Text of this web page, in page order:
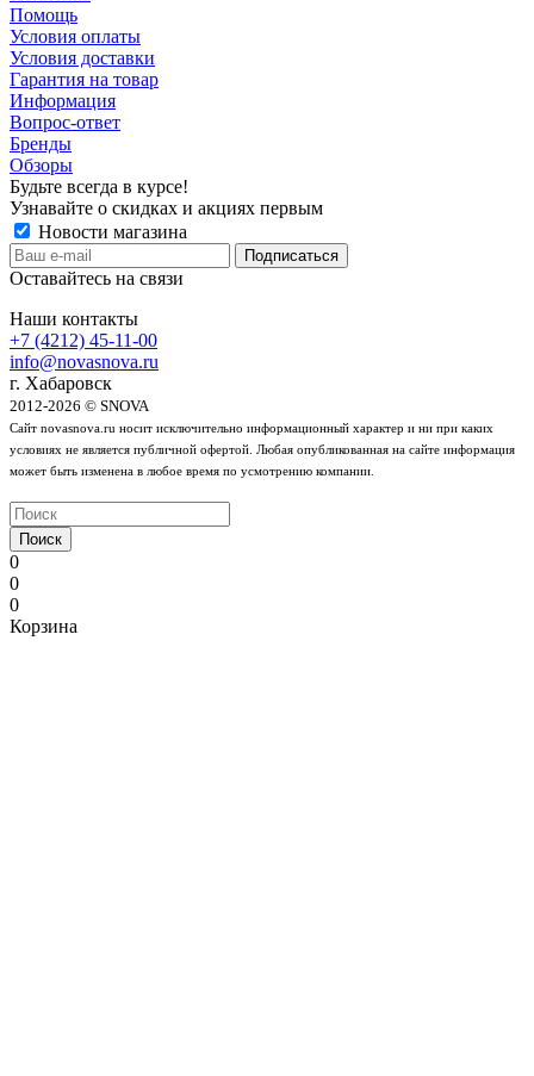
Помощь
Условия оплаты
Условия доставки
Гарантия на товар
Информация
Вопрос-ответ
Бренды
Обзоры
Будьте всегда в курсе!
Узнавайте о скидках и акциях первым
Новости магазина
Оставайтесь на связи
Наши контакты
+7 (4212) 45-11-00
info@novasnova.ru
г. Хабаровск
2012-2026 © SNOVA
Сайт novasnova.ru носит исключительно информационный характер и ни при каких
условиях не является публичной офертой. Любая опубликованная на сайте информация
может быть изменена в любое время по усмотрению компании.
Поиск
0
0
0
Корзина